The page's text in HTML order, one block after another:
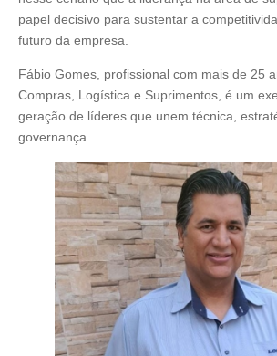
papel decisivo para sustentar a
futuro da empresa.
Fábio Gomes, profissional com mais de 25
Compras, Logística e Suprimentos, é um
geração de líderes que unem técnica,
governança.